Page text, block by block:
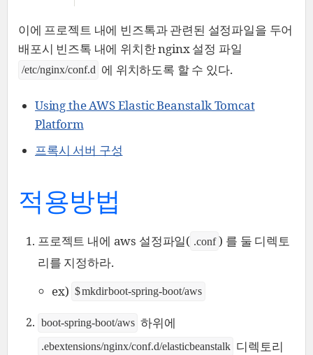
이에 프로젝트 내에 빈즈톡과 관련된 설정파일을 두어
배포시 빈즈톡 내에 위치한 nginx 설정 파일
/etc/nginx/conf.d 에 위치하도록 할 수 있다.
Using the AWS Elastic Beanstalk Tomcat
Platform
프록시 서버 구성
적용방법
프로젝트 내에 aws 설정파일( .conf ) 를 둘 디렉토
리를 지정하라.
ex) $ mkdir boot-spring-boot/aws
boot-spring-boot/aws 하위에
.ebextensions/nginx/conf.d/elasticbeanstalk 디렉토리